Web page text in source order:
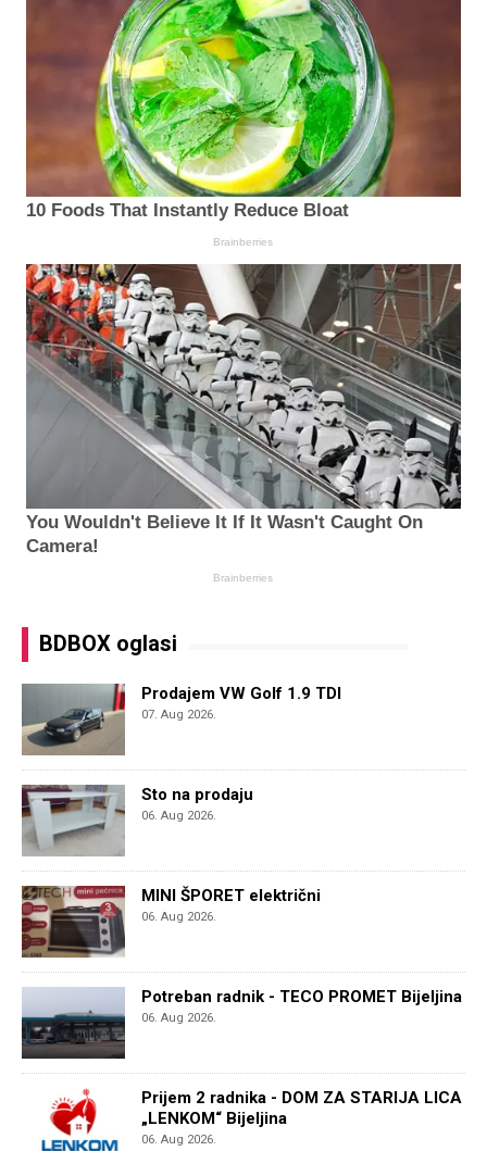
BDBOX oglasi
Prodajem VW Golf 1.9 TDI
07. Aug 2026.
Sto na prodaju
06. Aug 2026.
MINI ŠPORET električni
06. Aug 2026.
Potreban radnik - TECO PROMET Bijeljina
06. Aug 2026.
Prijem 2 radnika - DOM ZA STARIJA LICA
„LENKOM“ Bijeljina
06. Aug 2026.